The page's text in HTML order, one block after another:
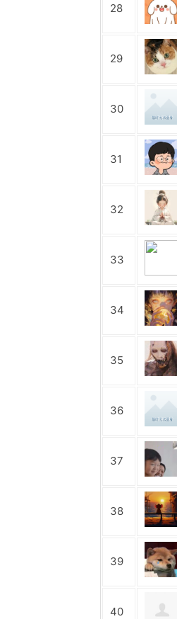
28
29
30
31
32
33
34
35
36
37
38
39
40